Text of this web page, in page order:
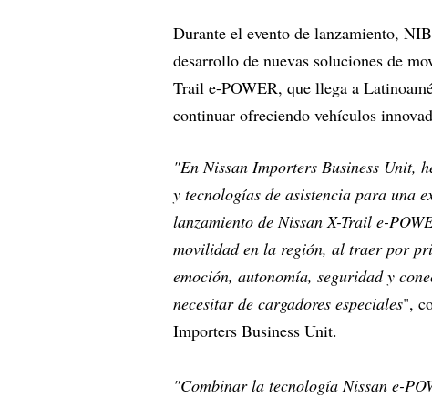
Durante el evento de lanzamiento,
desarrollo de nuevas soluciones de
Trail e-POWER, que llega a
continuar ofreciendo vehículos
"En Nissan Importers Business Unit,
y tecnologías de asistencia para una
lanzamiento de Nissan X-Trail e-
movilidad en la región, al traer por
emoción, autonomía, seguridad y
necesitar de cargadores especiales",
Importers Business Unit.
"Combinar la tecnología Nissan e-